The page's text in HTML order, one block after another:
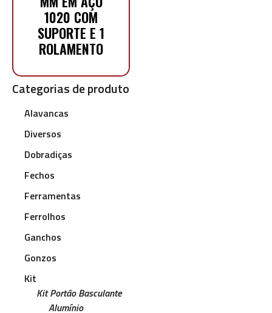
Categorias de produto
Alavancas
Diversos
Dobradiças
Fechos
Ferramentas
Ferrolhos
Ganchos
Gonzos
Kit
Kit Portão Basculante
Alumínio
1020 COM
SUPORTE E 1
ROLAMENTO